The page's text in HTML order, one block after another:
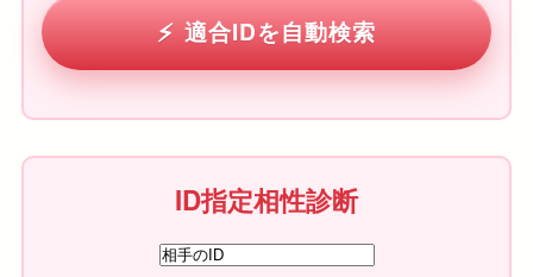
適合IDを自動検索
ID指定相性診断